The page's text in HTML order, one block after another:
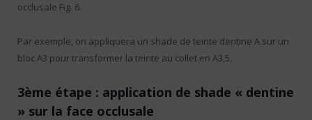
occlusale Fig. 6.
Par exemple, on appliquera un shade de teinte dentine A sur un
bloc A3 pour transformer la teinte au collet en A3,5.
3ème étape : application de shade « dentine
» sur la face occlusale